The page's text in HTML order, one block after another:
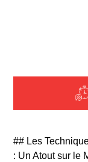
## Les
: Un Atout sur le